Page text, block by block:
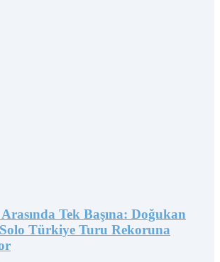
Tek Başına: Doğukan
Türkiye Turu Rekoruna